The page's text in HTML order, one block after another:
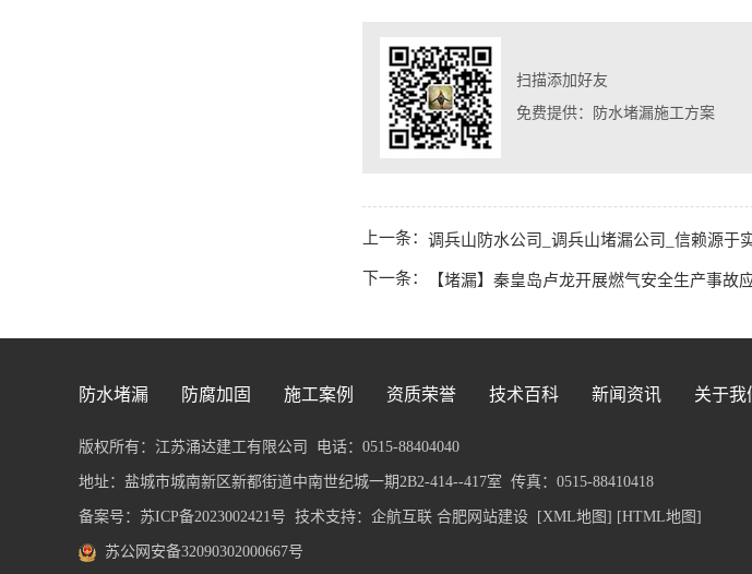
扫描添加好友
免费提供：防水堵漏施工方案
上一条： 调兵山防水公司_调兵山堵漏公司_信赖源于
下一条： 【堵漏】秦皇岛卢龙开展燃气安全生产事故
防水堵漏 防腐加固 施工案例 资质荣誉 技术百科 新闻资讯 关于我
版权所有：江苏涌达建工有限公司 电话：0515-88404040
地址：盐城市城南新区新都街道中南世纪城一期2B2-414--417室 传真：0515-88410418
备案号： 苏ICP备2023002421号 技术支持：企航互联 合肥网站建设 [XML地图] [HTML地图]
苏公网安备32090302000667号